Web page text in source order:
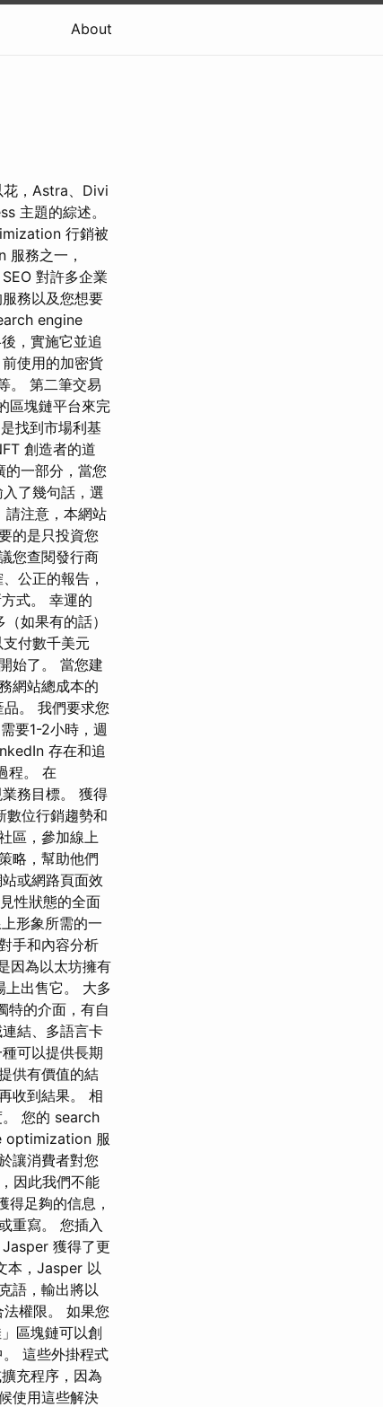
About
，Astra、Divi
主題的綜述。
行銷被
務之一，
對許多企業
務以及您想要
engine
，實施它並追
使用的加密貨
。 第二筆交易
區塊鏈平台來完
找到市場利基
創造者的道
的一部分，當您
了幾句話，選
請注意，本網站
的是只投資您
您查閱發行商
公正的報告，
式。 幸運的
如果有的話）
付數千美元
始了。 當您建
網站總成本的
。 我們要求您
要1-2小時，週
存在和追
程。 在
務目標。 獲得
數位行銷趨勢和
區，參加線上
略，幫助他們
或網路頁面效
性狀態的全面
形象所需的一
手和內容分析
因為以太坊擁有
上出售它。 大多
特的介面，有自
結、多語言卡
可以提供長期
供有價值的結
收到結果。 相
。 您的 search
optimization 服
讓消費者對您
因此我們不能
足夠的信息，
重寫。 您插入
獲得了更
本，Jasper 以
語，輸出將以
權限。 如果您
區塊鏈可以創
這些外掛程式
充程序，因為
使用這些解決